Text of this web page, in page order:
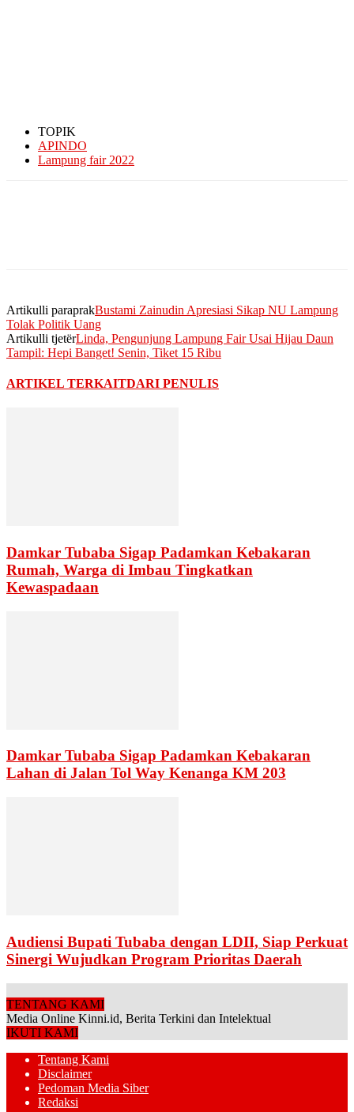
TOPIK
APINDO
Lampung fair 2022
Artikulli paraprakBustami Zainudin Apresiasi Sikap NU Lampung
Tolak Politik Uang
Artikulli tjetërLinda, Pengunjung Lampung Fair Usai Hijau Daun
Tampil: Hepi Banget! Senin, Tiket 15 Ribu
ARTIKEL TERKAITDARI PENULIS
Damkar Tubaba Sigap Padamkan Kebakaran
Rumah, Warga di Imbau Tingkatkan
Kewaspadaan
Damkar Tubaba Sigap Padamkan Kebakaran
Lahan di Jalan Tol Way Kenanga KM 203
Audiensi Bupati Tubaba dengan LDII, Siap Perkuat
Sinergi Wujudkan Program Prioritas Daerah
TENTANG KAMI
Media Online Kinni.id, Berita Terkini dan Intelektual
IKUTI KAMI
Tentang Kami
Disclaimer
Pedoman Media Siber
Redaksi